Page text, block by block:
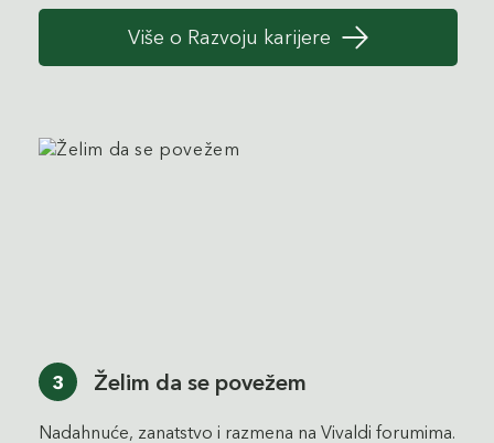
Više o Razvoju karijere
3 Želim da se povežem
Nadahnuće, zanatstvo i razmena na Vivaldi forumima.